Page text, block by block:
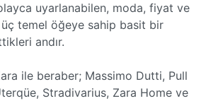
uyarlanabilen, moda, fiyat ve
temel öğeye sahip basit bir
andır.
ile beraber; Massimo Dutti, Pull
Stradivarius, Zara Home ve